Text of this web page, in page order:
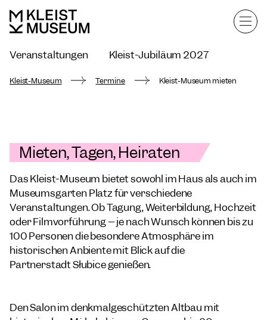
Veranstaltungen
Kleist-Jubiläum 2027
Kleist-Museum mieten
Kleist-Museum Termine Kleist-Museum mieten
Mieten, Tagen, Heiraten
Das Kleist-Museum bietet sowohl im Haus als auch im
Museumsgarten Platz für verschiedene
Veranstaltungen. Ob Tagung, Weiterbildung, Hochzeit
oder Filmvorführung – je nach Wunsch können bis zu
100 Personen die besondere Atmosphäre im
historischen Anbiente mit Blick auf die
Partnerstadt Słubice genießen.
Den Salon im denkmalgeschützten Altbau mit